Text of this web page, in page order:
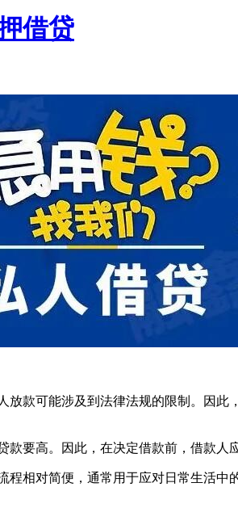
借贷
款可能涉及到法律法规的限制。因
要高。因此，在决定借款前，借款人
相对简便，通常用于应对日常生活中